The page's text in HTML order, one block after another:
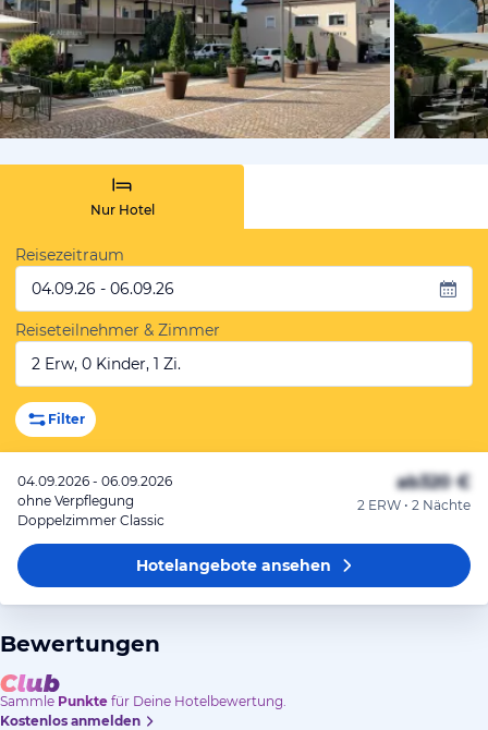
vom
Nur Hotel
Reisezeitraum
04.09.26 - 06.09.26
Reiseteilnehmer & Zimmer
2 Erw, 0 Kinder, 1 Zi.
Filter
04.09.2026 - 06.09.2026
ohne Verpflegung
Doppelzimmer Classic
ab320 €
2 ERW • 2 Nächte
Hotelangeboteansehen
Bewertungen
Sammle Punkte für Deine Hotelbewertung.
Kostenlos anmelden